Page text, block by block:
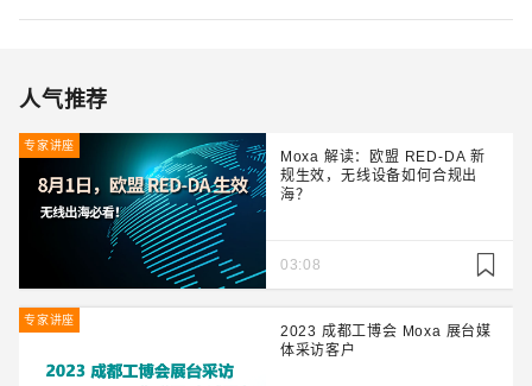
人气推荐
专家讲座
Moxa 解读：欧盟 RED-DA 新
规生效，无线设备如何合规出
海？
03:08
专家讲座
2023 成都工博会 Moxa 展台媒
体采访客户